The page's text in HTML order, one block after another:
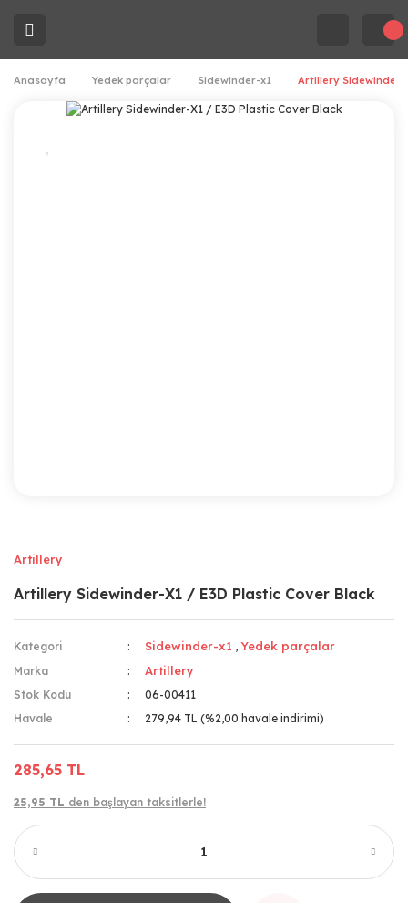
Anasayfa Yedek parçalar Sidewinder-x1 Artillery Sidewinder-
Artillery
Artillery Sidewinder-X1 / E3D Plastic Cover Black
Kategori Sidewinder-x1 ,Yedek parçalar
Marka Artillery
Stok Kodu
06-00411
Havale
279,94 TL (%2,00 havale indirimi)
285,65 TL
25,95 TL den başlayan taksitlerle!